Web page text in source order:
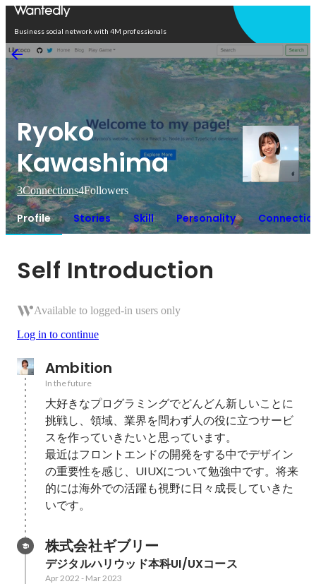
Business social network with 4M professionals
Ryoko
Kawashima
3Connections4Followers
Profile Stories Skill Personality
Self Introduction
Available to logged-in users only
Log in to continue
Ambition
In the future
大好きなプログラミングでどんどん新しいことに
挑戦し、領域、業界を問わず人の役に立つサービ
スを作っていきたいと思っています。
最近はフロントエンドの開発をする中でデザイン
の重要性を感じ、UIUXについて勉強中です。将来
的には海外での活躍も視野に日々成長していきた
いです。
株式会社ギブリー
デジタルハリウッド本科UI/UXコース
Apr 2022 - Mar 2023